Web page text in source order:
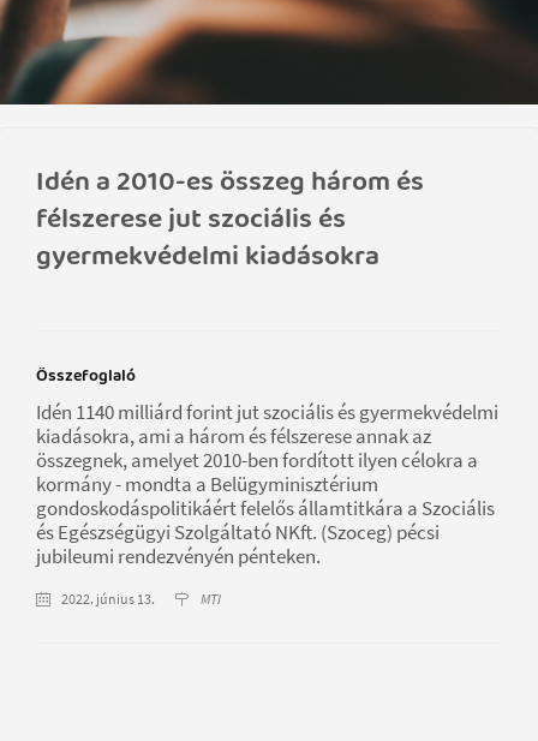
Idén a 2010-es összeg három és
félszerese jut szociális és
gyermekvédelmi kiadásokra
Összefoglaló
Idén 1140 milliárd forint jut szociális és gyermekvédelmi
kiadásokra, ami a három és félszerese annak az
összegnek, amelyet 2010-ben fordított ilyen célokra a
kormány - mondta a Belügyminisztérium
gondoskodáspolitikáért felelős államtitkára a Szociális
és Egészségügyi Szolgáltató NKft. (Szoceg) pécsi
jubileumi rendezvényén pénteken.
2022. június 13. MTI